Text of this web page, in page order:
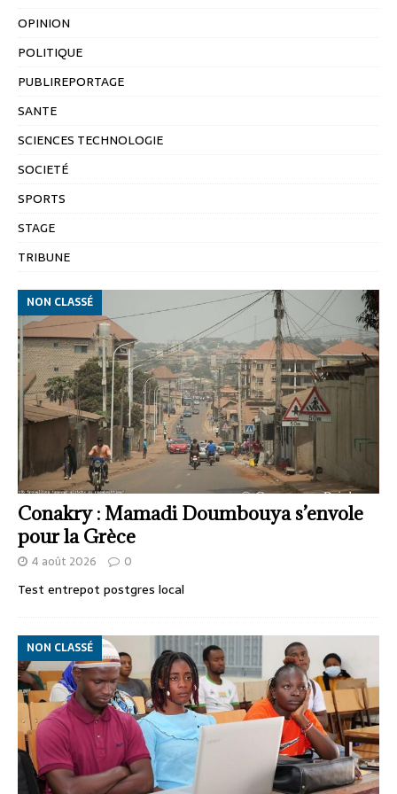
OPINION
POLITIQUE
PUBLIREPORTAGE
SANTE
SCIENCES TECHNOLOGIE
SOCIETÉ
SPORTS
STAGE
TRIBUNE
Conakry : Mamadi Doumbouya s’envole
pour la Grèce
NON CLASSÉ
4 août 2026 0
Test entrepot postgres local
NON CLASSÉ